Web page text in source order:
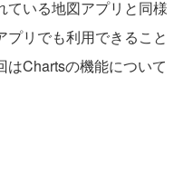
ている地図アプリと同様
リでも利用できること
はChartsの機能について